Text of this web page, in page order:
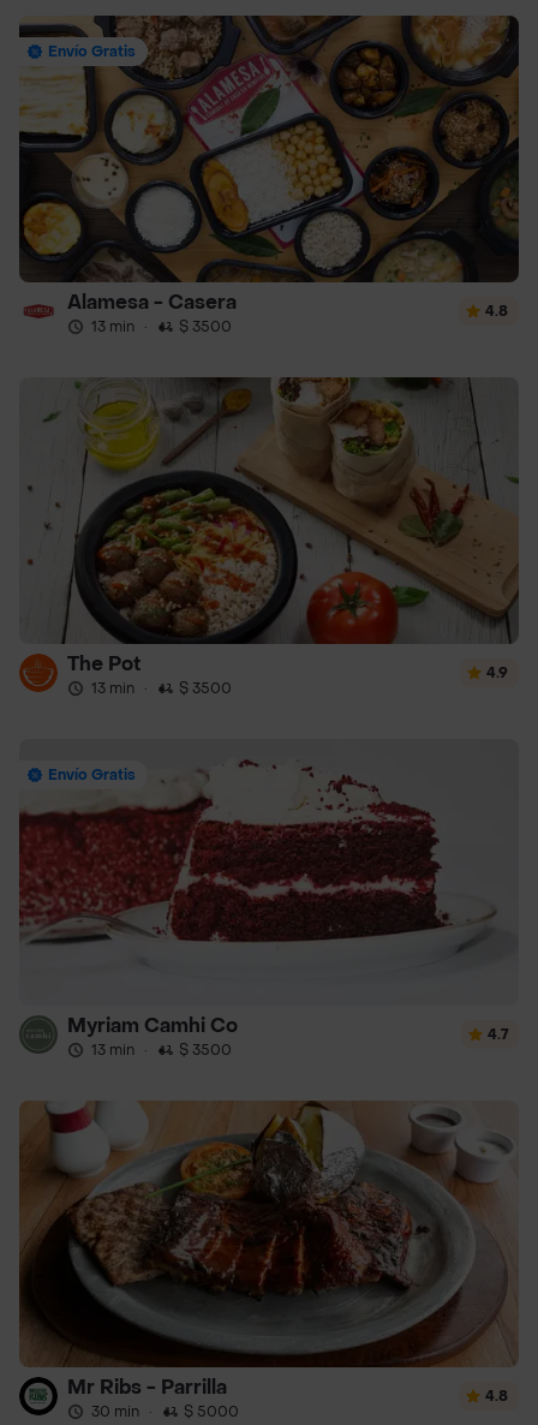
Envío Gratis
Alamesa - Casera
13 min · $ 3500
4.8
The Pot
13 min · $ 3500
4.9
Envío Gratis
Myriam Camhi Co
13 min · $ 3500
4.7
Mr Ribs - Parrilla
30 min · $ 5000
4.8